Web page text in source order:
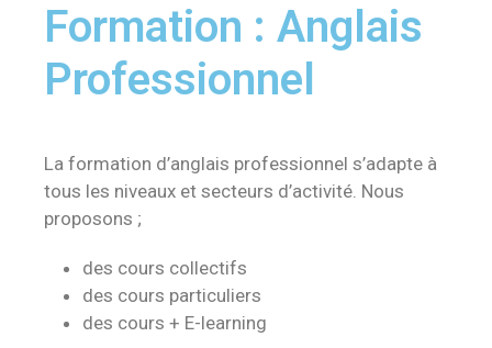
Formation : Anglais
Professionnel
La formation d’anglais professionnel s’adapte à
tous les niveaux et secteurs d’activité. Nous
proposons ;
des cours collectifs
des cours particuliers
des cours + E-learning